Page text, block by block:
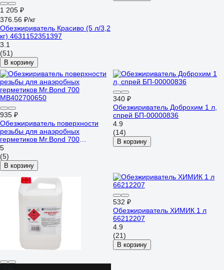
1 205 ₽
376.56 ₽/кг
Обезжириватель Красиво (5 л/3,2
кг) 4631152351397
3.1
(51)
В корзину
935 ₽
Обезжириватель поверхности
резьбы для анаэробных
герметиков Mr.Bond 700
MB402700650
5
(5)
В корзину
340 ₽
Обезжириватель Доброхим 1 л,
спрей БП-00000836
4.9
(14)
В корзину
532 ₽
Обезжириватель ХИМИК 1 л
66212207
4.9
(21)
В корзину